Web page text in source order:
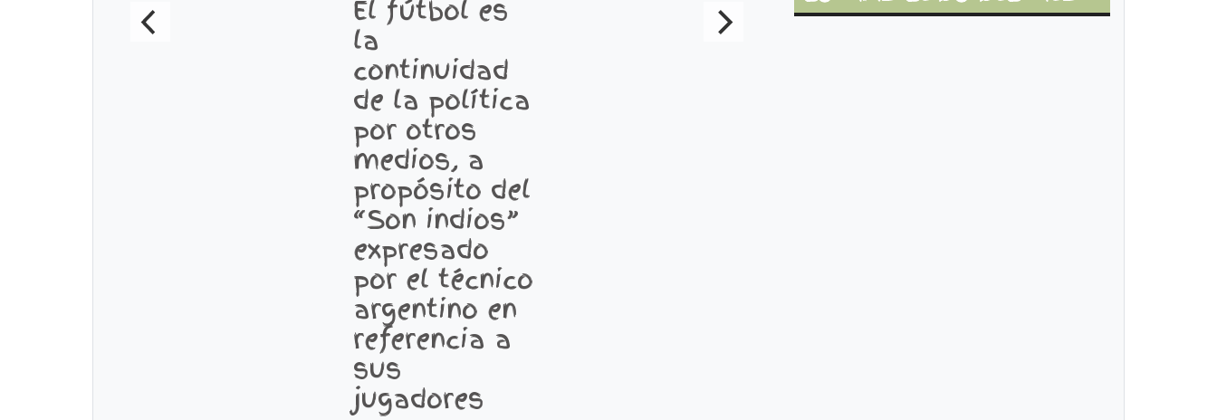
El fútbol es
la
continuidad
de la política
por otros
medios, a
propósito del
“Son indios”
expresado
por el técnico
argentino en
referencia a
sus
jugadores